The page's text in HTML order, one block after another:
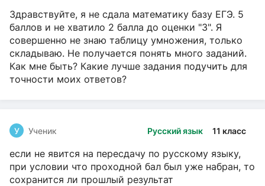
Здравствуйте, я не сдала математику базу ЕГЭ. 5
баллов и не хватило 2 балла до оценки "3". Я
совершенно не знаю таблицу умножения, только
складываю. Не получается понять много заданий.
Как мне быть? Какие лучше задания подучить для
точности моих ответов?
Русский язык 11 класс
У Ученик
если не явится на пересдачу по русскому языку,
при условии что проходной бал был уже набран, то
сохранится ли прошлый результат